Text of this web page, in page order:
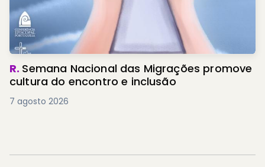
R. Semana Nacional das Migrações promove
cultura do encontro e inclusão
7 agosto 2026